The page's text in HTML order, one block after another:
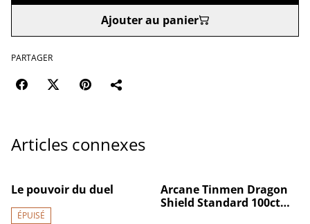
Ajouter au panier
PARTAGER
Articles connexes
Le pouvoir du duel
ÉPUISÉ
Arcane Tinmen Dragon
Shield Standard 100ct